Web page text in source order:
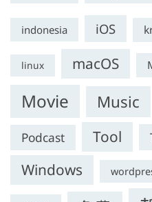
indonesia iOS
linux macOS
Movie Music
Podcast Tool
Windows